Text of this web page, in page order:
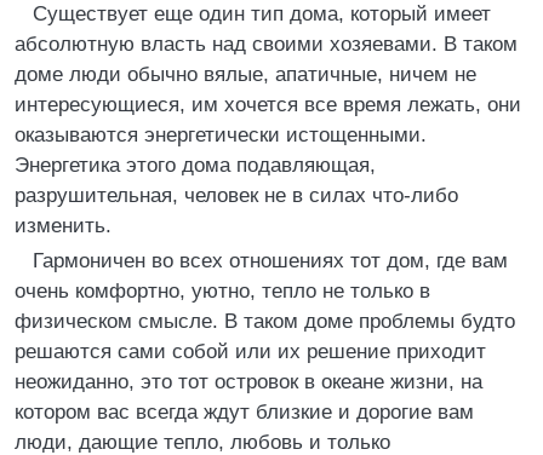
Существует еще один тип дома, который имеет
абсолютную власть над своими хозяевами. В таком
доме люди обычно вялые, апатичные, ничем не
интересующиеся, им хочется все время лежать, они
оказываются энергетически истощенными.
Энергетика этого дома подавляющая,
разрушительная, человек не в силах что-либо
изменить.
Гармоничен во всех отношениях тот дом, где вам
очень комфортно, уютно, тепло не только в
физическом смысле. В таком доме проблемы будто
решаются сами собой или их решение приходит
неожиданно, это тот островок в океане жизни, на
котором вас всегда ждут близкие и дорогие вам
люди, дающие тепло, любовь и только